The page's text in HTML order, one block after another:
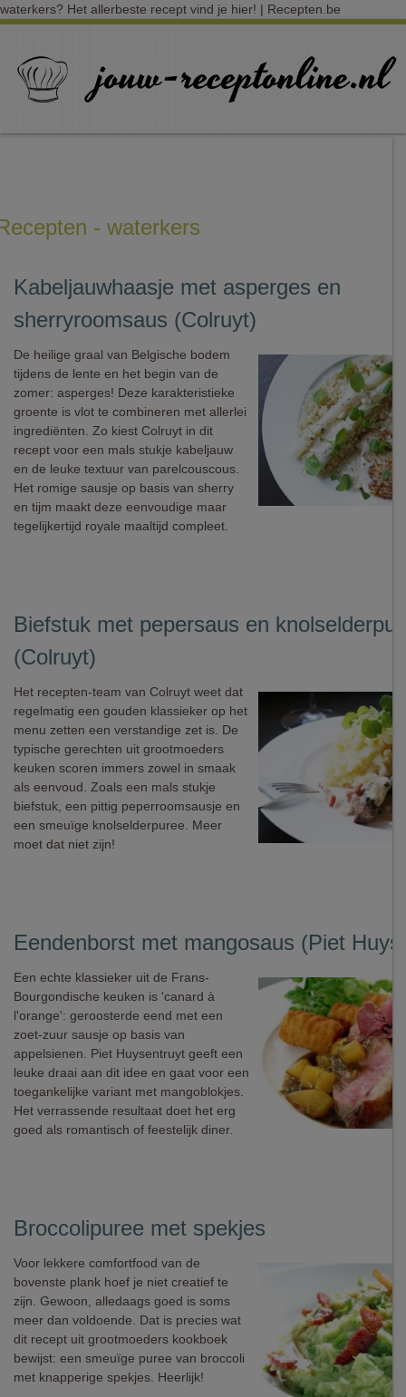
waterkers? Het allerbeste recept vind je hier! | Recepten.be
- waterkers
Kabeljauwhaasje met asperges en
sherryroomsaus (Colruyt)
De heilige graal van Belgische bodem
tijdens de lente en het begin van de
zomer: asperges! Deze karakteristieke
groente is vlot te combineren met allerlei
ingrediënten. Zo kiest Colruyt in dit
recept voor een mals stukje kabeljauw
en de leuke textuur van parelcouscous.
Het romige sausje op basis van sherry
en tijm maakt deze eenvoudige maar
tegelijkertijd royale maaltijd compleet.
Biefstuk met pepersaus en
(Colruyt)
Het recepten-team van Colruyt weet dat
regelmatig een gouden klassieker op het
menu zetten een verstandige zet is. De
typische gerechten uit grootmoeders
keuken scoren immers zowel in smaak
als eenvoud. Zoals een mals stukje
biefstuk, een pittig peperroomsausje en
een smeuïge knolselderpuree. Meer
moet dat niet zijn!
Eendenborst met mangosaus (Piet
Een echte klassieker uit de Frans-
Bourgondische keuken is 'canard à
l'orange': geroosterde eend met een
zoet-zuur sausje op basis van
appelsienen. Piet Huysentruyt geeft een
leuke draai aan dit idee en gaat voor een
toegankelijke variant met mangoblokjes.
Het verrassende resultaat doet het erg
goed als romantisch of feestelijk diner.
Broccolipuree met spekjes
Voor lekkere comfortfood van de
bovenste plank hoef je niet creatief te
zijn. Gewoon, alledaags goed is soms
meer dan voldoende. Dat is precies wat
dit recept uit grootmoeders kookboek
bewijst: een smeuïge puree van broccoli
met knapperige spekjes. Heerlijk!